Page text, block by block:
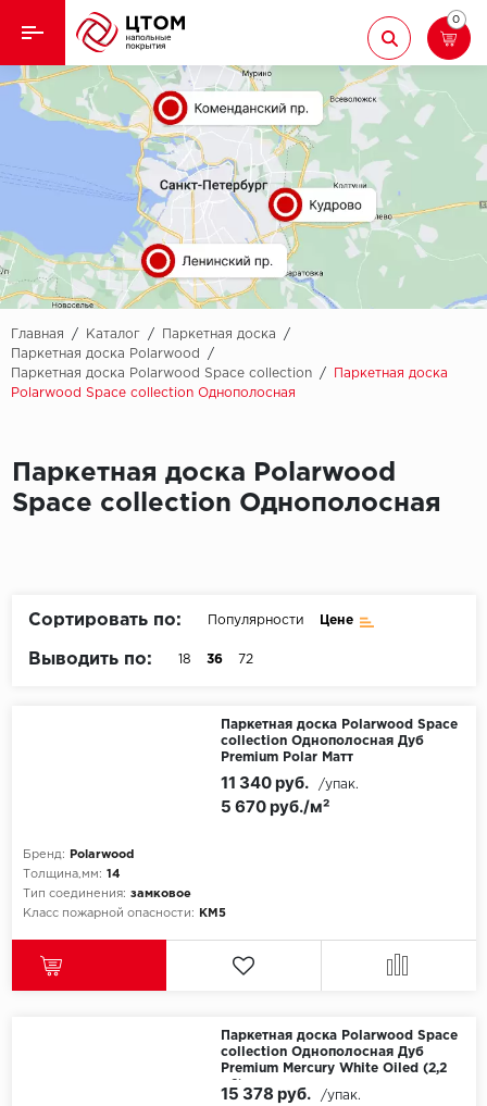
Назад
Кварцвиниловая плитка
Назад
Aberhof
Adelar
Alfa
AllureFloor
Aquamax
Berry Alloc
Classen
CronaFloor
Ensten
Ламинат
Ковролин
Линолеум
Паркет
Паркетная доска
Подложка
0
Главная / Каталог / Паркетная доска
/
Паркетная доска Polarwood
/
Паркетная доска Polarwood Space collection
/
Паркетная доска
Polarwood Space collection Однополосная
Паркетная доска Polarwood
Space collection Однополосная
Сортировать по: Популярности Цене
Выводить по: 18 36 72
Паркетная доска Polarwood Space
collection Однополосная Дуб
Premium Polar Матт
Бренд:
Polarwood
Толщина,мм: 14
Тип соединения: замковое
Класс пожарной опасности:
КМ5
5 670 руб./м²
11 340 руб. /упак.
Паркетная доска Polarwood Space
collection Однополосная Дуб
Premium Mercury White Oiled (2,2
м2)
15 378 руб. /упак.